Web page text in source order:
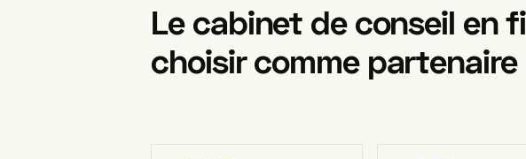
Le cabinet de conseil en
choisir comme partenaire